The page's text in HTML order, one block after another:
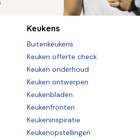
Keukens
Buitenkeukens
Keuken offerte check
Keuken onderhoud
Keuken ontwerpen
Keukenbladen
Keukenfronten
Keukeninspiratie
Keukenopstellingen